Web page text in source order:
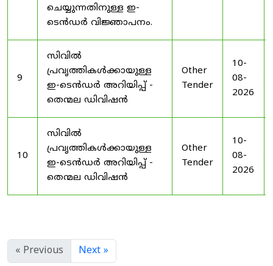
ചെയ്യുന്നതിനുള്ള ഇ-
ടെൻഡർ വിജ്ഞാപനം.
9
സിവിൽ
പ്രവൃത്തികൾക്കായുള്ള
ഇ-ടെൻഡർ അറിയിപ്പ് -
തെന്മല ഡിവിഷൻ
Other
Tender
10-
08-
2026
10
സിവിൽ
പ്രവൃത്തികൾക്കായുള്ള
ഇ-ടെൻഡർ അറിയിപ്പ് -
തെന്മല ഡിവിഷൻ
Other
Tender
10-
08-
2026
« Previous Next »